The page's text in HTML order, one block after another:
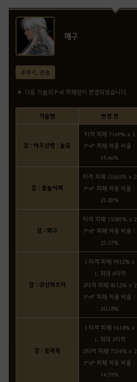
매구
주무기, 전승
다음 기술의 PvE 피해량이 변경되었습니다.
기술명 변경 전
강 : 여우신령 : 놀음
타격 피해 7169% x 2
PvP 피해 적용 비율 :
35.46%
강 : 꽃놀이패
타격 피해 13665% x 2
PvP 피해 적용 비율 :
25.83%
강 : 화구
타격 피해 15081% x 2
PvP 피해 적용 비율 :
23.57%
강 : 귀신회오리
1 타격 피해 9912% x
1, 최대 6타격
2타격 피해 8112% x 2
PvP 피해 적용 비율 :
20.18%
강 : 꽃자욱
1 타격 피해 3618% x
1, 최대 3타격
2타격 피해 7234% x 2
PvP 피해 적용 비율 :
14.59%